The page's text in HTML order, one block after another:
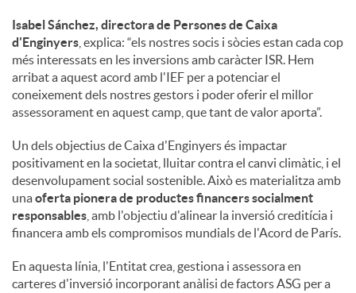
Isabel Sánchez, directora de Persones de Caixa
d'Enginyers , explica: “els nostres socis i sòcies estan cada cop
més interessats en les inversions amb caràcter ISR. Hem
arribat a aquest acord amb l'IEF per a potenciar el
coneixement dels nostres gestors i poder oferir el millor
assessorament en aquest camp, que tant de valor aporta”.
Un dels objectius de Caixa d'Enginyers és impactar
positivament en la societat, lluitar contra el canvi climàtic, i el
desenvolupament social sostenible. Això es materialitza amb
unaoferta pionera de productes financers socialment
responsables , amb l'objectiu d'alinear la inversió creditícia i
financera amb els compromisos mundials de l'Acord de París.
En aquesta línia, l'Entitat crea, gestiona i assessora en
carteres d'inversió incorporant anàlisi de factors ASG per a